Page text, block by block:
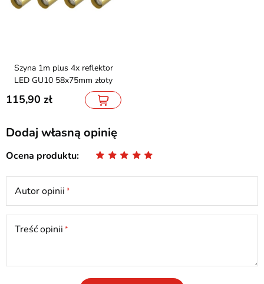
Szyna 1m plus 4x reflektor
LED GU10 58x75mm złoty
115,90
Dodaj własną opinię
Ocena produktu
Autor opinii
Treść opinii